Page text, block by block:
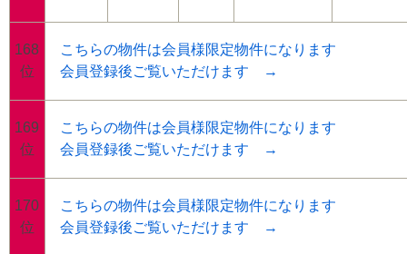
168
位
こちらの物件は会員様限定物件になります
会員登録後ご覧いただけます →
169
位
こちらの物件は会員様限定物件になります
会員登録後ご覧いただけます →
170
位
こちらの物件は会員様限定物件になります
会員登録後ご覧いただけます →